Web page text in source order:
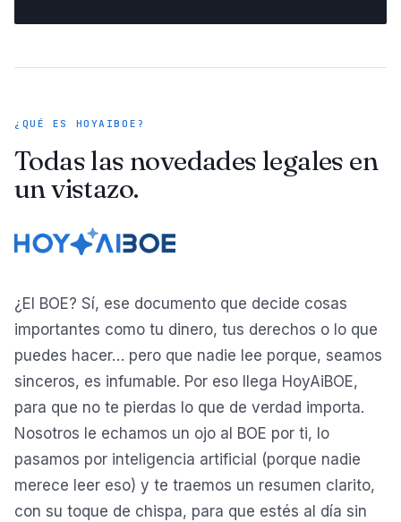
¿QUÉ ES HOYAIBOE?
Todas las novedades legales en
un vistazo.
¿El BOE? Sí, ese documento que decide cosas
importantes como tu dinero, tus derechos o lo que
puedes hacer… pero que nadie lee porque, seamos
sinceros, es infumable. Por eso llega HoyAiBOE,
para que no te pierdas lo que de verdad importa.
Nosotros le echamos un ojo al BOE por ti, lo
pasamos por inteligencia artificial (porque nadie
merece leer eso) y te traemos un resumen clarito,
con su toque de chispa, para que estés al día sin